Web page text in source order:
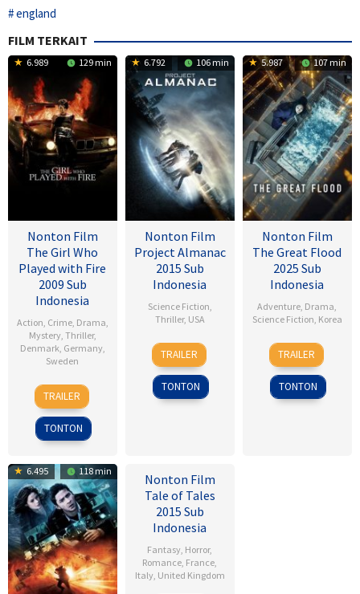
england
FILM TERKAIT
6.989 129 min
Nonton Film
The Girl Who
Played with Fire
2009 Sub
Indonesia
Action, Crime, Drama,
Mystery, Thriller,
Denmark, Germany,
Sweden
18
Sep
2009
Daniel
Alfredson
TRAILER
TONTON
6.792 106 min
Nonton Film
Project Almanac
2015 Sub
Indonesia
Science Fiction,
Thriller, USA
28
Jan
2015
Dean
Israelite
TRAILER
TONTON
5.987 107 min
Nonton Film
The Great Flood
2025 Sub
Indonesia
Adventure, Drama,
Science Fiction, Korea
18
Sep
2025
Kim
Byung-
woo
TRAILER
TONTON
6.495 118 min
Nonton Film
Tale of Tales
2015 Sub
Indonesia
Fantasy, Horror,
Romance, France,
Italy, United Kingdom